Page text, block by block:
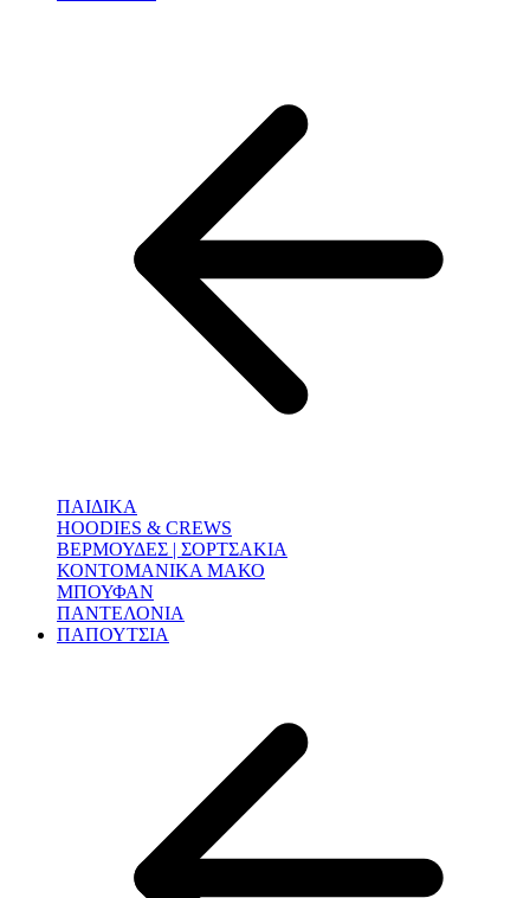
ΠΑΙΔΙΚΑ
HOODIES & CREWS
ΒΕΡΜΟΥΔΕΣ | ΣΟΡΤΣΑΚΙΑ
ΚΟΝΤΟΜΑΝΙΚΑ ΜΑΚΟ
ΜΠΟΥΦΑΝ
ΠΑΝΤΕΛΟΝΙΑ
ΠΑΠΟΥΤΣΙΑ